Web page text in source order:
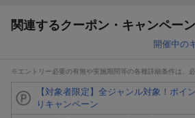
関連するクーポン・キャンペーン
開催中の
※エントリー必要の有無や実施期間等の各種詳細条件は、
【対象者限定】全ジャンル対象！ポイ
りキャンペーン